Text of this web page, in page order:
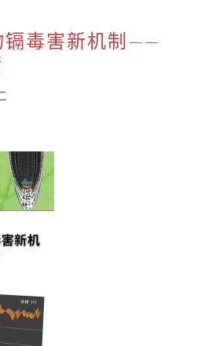
镉毒害新机制——